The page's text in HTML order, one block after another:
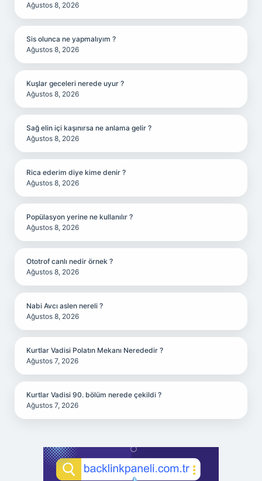
Ağustos 8, 2026
Sis olunca ne yapmalıyım ?
Ağustos 8, 2026
Kuşlar geceleri nerede uyur ?
Ağustos 8, 2026
Sağ elin içi kaşınırsa ne anlama gelir ?
Ağustos 8, 2026
Rica ederim diye kime denir ?
Ağustos 8, 2026
Popülasyon yerine ne kullanılır ?
Ağustos 8, 2026
Ototrof canlı nedir örnek ?
Ağustos 8, 2026
Nabi Avcı aslen nereli ?
Ağustos 8, 2026
Kurtlar Vadisi Polatın Mekanı Nerededir ?
Ağustos 7, 2026
Kurtlar Vadisi 90. bölüm nerede çekildi ?
Ağustos 7, 2026